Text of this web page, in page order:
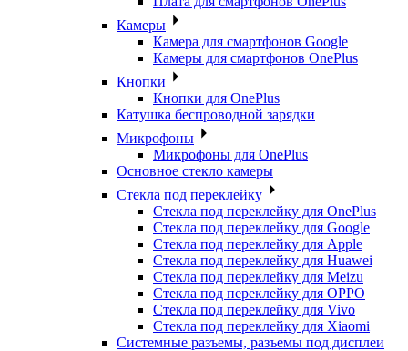
Камеры
Камера для смартфонов Google
Камеры для смартфонов OnePlus
Кнопки
Кнопки для OnePlus
Катушка беспроводной зарядки
Микрофоны
Микрофоны для OnePlus
Основное стекло камеры
Стекла под переклейку
Стекла под переклейку для OnePlus
Стекла под переклейку для Google
Стекла под переклейку для Apple
Стекла под переклейку для Huawei
Стекла под переклейку для Meizu
Стекла под переклейку для OPPO
Стекла под переклейку для Vivo
Стекла под переклейку для Xiaomi
Системные разъемы, разъемы под дисплеи